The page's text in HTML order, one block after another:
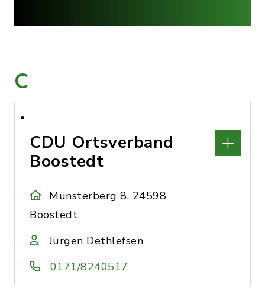
C
CDU Ortsverband
Boostedt
Münsterberg 8, 24598
Boostedt
Jürgen Dethlefsen
0171/8240517